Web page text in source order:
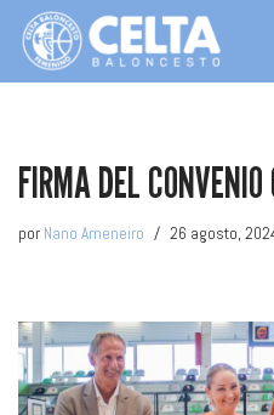
Saltar
FIRMA DEL
por Nano Ameneiro 26 agosto,